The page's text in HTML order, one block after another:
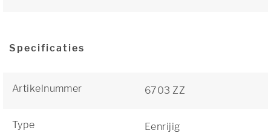
Specificaties
Artikelnummer 6703 ZZ
Type
Eenrijig